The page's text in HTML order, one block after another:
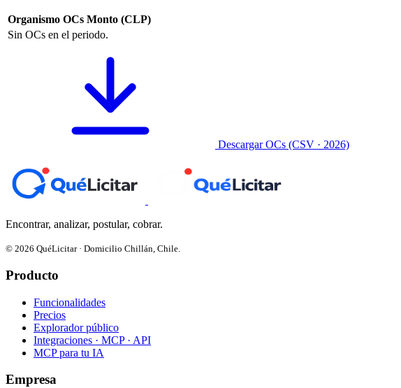
Organismo OCs Monto (CLP)
Sin OCs en el periodo.
Descargar OCs (CSV · 2026)
Encontrar, analizar, postular, cobrar.
© 2026 QuéLicitar · Domicilio Chillán, Chile.
Producto
Funcionalidades
Precios
Explorador público
Integraciones · MCP · API
MCP para tu IA
Empresa